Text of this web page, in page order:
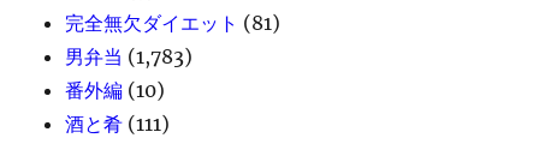
完全無欠ダイエット (81)
男弁当 (1,783)
番外編 (10)
酒と肴 (111)